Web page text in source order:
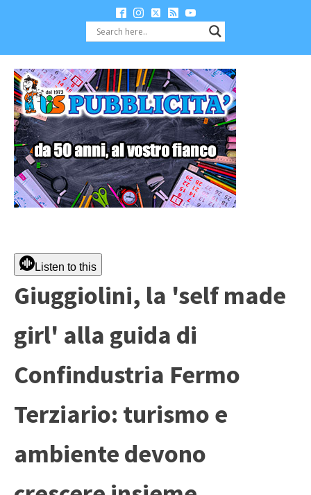
Listen to this
Giuggiolini, la 'self made
girl' alla guida di
Confindustria Fermo
Terziario: turismo e
ambiente devono